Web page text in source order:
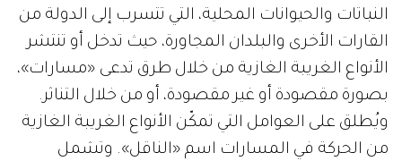
النباتات والحيوانات المحلية، التي تتسرب إلى الدولة من
القارات الأخرى والبلدان المجاورة، حيث تدخل أو تنتشر
الأنواع الغريبة الغازية من خلال طرق تدعى «مسارات»،
بصورة مقصودة أو غير مقصودة، أو من خلال التناثر.
ويُطلق على العوامل التي تمكّن الأنواع الغريبة الغازية
من الحركة في المسارات اسم «الناقل». وتشمل